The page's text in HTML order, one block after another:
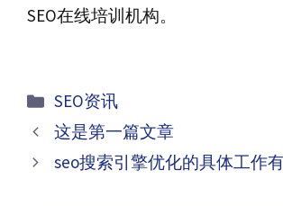
SEO在线培训机构。
分
类
SEO资讯
文
章
这是第一篇文章
seo搜索引擎优化的具体工作